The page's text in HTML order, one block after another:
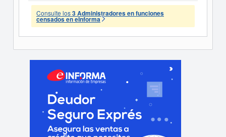
Consulte los3 Administradores en funciones
censados en eInforma